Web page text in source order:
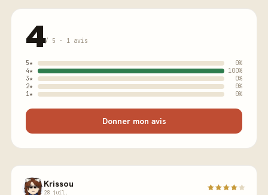
4/ 5 · 1 avis
5★
0%
4★
100%
3★
0%
2★
0%
1★
0%
Donner mon avis
Krissou
28 juil.